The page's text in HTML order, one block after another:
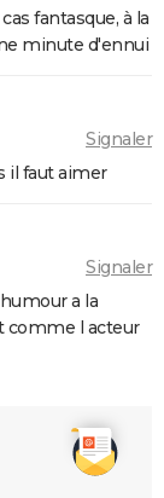
fantasque, à la
minute d'ennui
Signaler
il faut aimer
Signaler
a la
comme l acteur